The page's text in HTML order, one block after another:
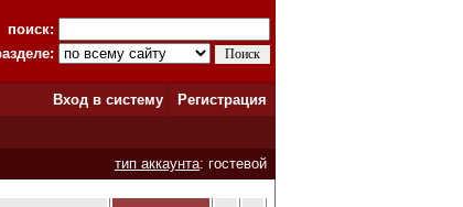
поиск:
Вход в систему
Регистрация
тип аккаунта: гостевой